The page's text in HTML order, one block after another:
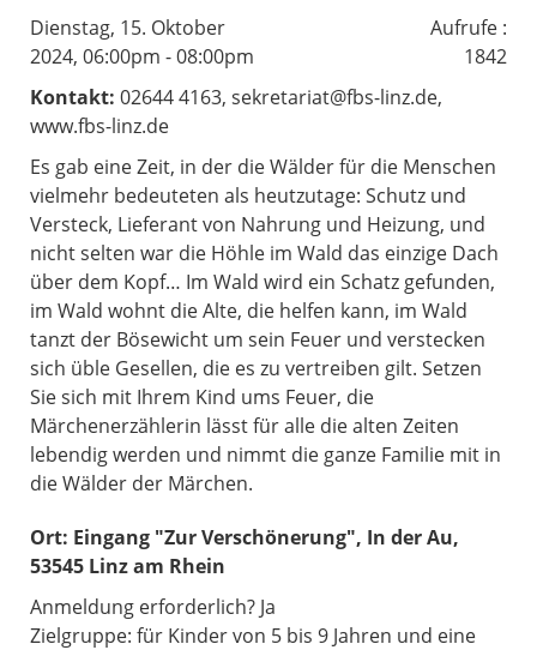
Dienstag, 15. Oktober
2024, 06:00pm - 08:00pm
Aufrufe :
1842
Kontakt: 02644 4163, sekretariat@fbs-linz.de,
www.fbs-linz.de
Es gab eine Zeit, in der die Wälder für die Menschen
vielmehr bedeuteten als heutzutage: Schutz und
Versteck, Lieferant von Nahrung und Heizung, und
nicht selten war die Höhle im Wald das einzige Dach
über dem Kopf… Im Wald wird ein Schatz gefunden,
im Wald wohnt die Alte, die helfen kann, im Wald
tanzt der Bösewicht um sein Feuer und verstecken
sich üble Gesellen, die es zu vertreiben gilt. Setzen
Sie sich mit Ihrem Kind ums Feuer, die
Märchenerzählerin lässt für alle die alten Zeiten
lebendig werden und nimmt die ganze Familie mit in
die Wälder der Märchen.
Ort: Eingang "Zur Verschönerung", In der Au,
53545 Linz am Rhein
Anmeldung erforderlich? Ja
Zielgruppe: für Kinder von 5 bis 9 Jahren und eine